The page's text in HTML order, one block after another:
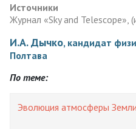
Источники
Журнал «Sky and Telescope»,
И.А. Дычко, кандидат
Полтава
По теме:
Эволюция атмосферы Земли